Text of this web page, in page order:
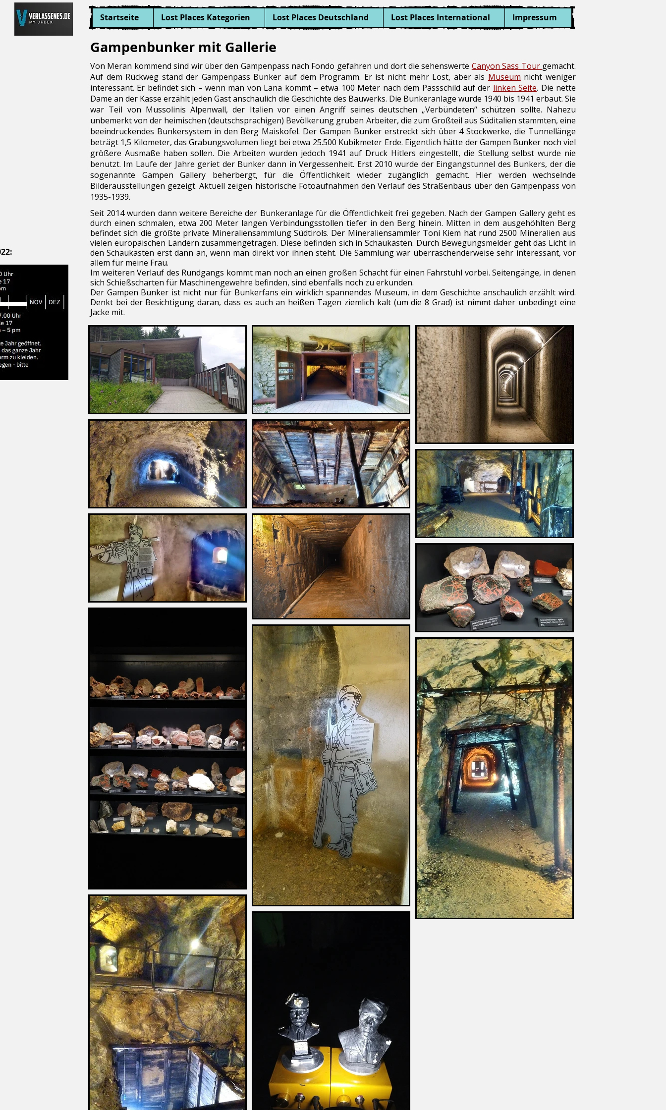
Startseite Lost Places Kategorien Lost Places Deutschland Lost Places International Impressum
Gampenbunker mit Gallerie
Von Meran kommend sind wir über den Gampenpass nach Fondo gefahren und dort die sehenswerte Canyon Sass Tour gemacht.
Auf dem Rückweg stand der Gampenpass Bunker auf dem Programm. Er ist nicht mehr Lost, aber als Museum nicht weniger
interessant. Er befindet sich – wenn man von Lana kommt – etwa 100 Meter nach dem Passschild auf der linken Seite. Die nette
Dame an der Kasse erzählt jeden Gast anschaulich die Geschichte des Bauwerks. Die Bunkeranlage wurde 1940 bis 1941 erbaut. Sie
war Teil von Mussolinis Alpenwall, der Italien vor einen Angriff seines deutschen „Verbündeten“ schützen sollte. Nahezu
unbemerkt von der heimischen (deutschsprachigen) Bevölkerung gruben Arbeiter, die zum Großteil aus Süditalien stammten, eine
beeindruckendes Bunkersystem in den Berg Maiskofel. Der Gampen Bunker erstreckt sich über 4 Stockwerke, die Tunnellänge
beträgt 1,5 Kilometer, das Grabungsvolumen liegt bei etwa 25.500 Kubikmeter Erde. Eigentlich hätte der Gampen Bunker noch viel
größere Ausmaße haben sollen. Die Arbeiten wurden jedoch 1941 auf Druck Hitlers eingestellt, die Stellung selbst wurde nie
benutzt. Im Laufe der Jahre geriet der Bunker dann in Vergessenheit. Erst 2010 wurde der Eingangstunnel des Bunkers, der die
sogenannte Gampen Gallery beherbergt, für die Öffentlichkeit wieder zugänglich gemacht. Hier werden wechselnde
Bilderausstellungen gezeigt. Aktuell zeigen historische Fotoaufnahmen den Verlauf des Straßenbaus über den Gampenpass von
1935-1939.
Seit 2014 wurden dann weitere Bereiche der Bunkeranlage für die Öffentlichkeit frei gegeben. Nach der Gampen Gallery geht es
durch einen schmalen, etwa 200 Meter langen Verbindungsstollen tiefer in den Berg hinein. Mitten in dem ausgehöhlten Berg
befindet sich die größte private Mineraliensammlung Südtirols. Der Mineraliensammler Toni Kiem hat rund 2500 Mineralien aus
vielen europäischen Ländern zusammengetragen. Diese befinden sich in Schaukästen. Durch Bewegungsmelder geht das Licht in
den Schaukästen erst dann an, wenn man direkt vor ihnen steht. Die Sammlung war überraschenderweise sehr interessant, vor
allem für meine Frau.
Im weiteren Verlauf des Rundgangs kommt man noch an einen großen Schacht für einen Fahrstuhl vorbei. Seitengänge, in denen
sich Schießscharten für Maschinengewehre befinden, sind ebenfalls noch zu erkunden.
Der Gampen Bunker ist nicht nur für Bunkerfans ein wirklich spannendes Museum, in dem Geschichte anschaulich erzählt wird.
Denkt bei der Besichtigung daran, dass es auch an heißen Tagen ziemlich kalt (um die 8 Grad) ist nimmt daher unbedingt eine
Jacke mit.